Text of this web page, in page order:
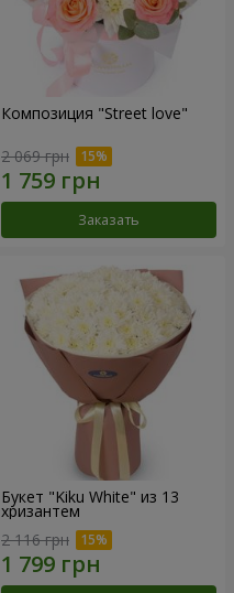
Композиция "Street love"
2 069 грн
Заказать
Букет "Kiku White" из 13
хризантем
2 116 грн